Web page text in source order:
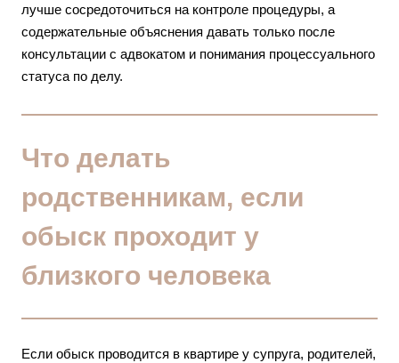
лучше сосредоточиться на контроле процедуры, а
содержательные объяснения давать только после
консультации с адвокатом и понимания процессуального
статуса по делу.
Что делать
родственникам, если
обыск проходит у
близкого человека
Если обыск проводится в квартире у супруга, родителей,